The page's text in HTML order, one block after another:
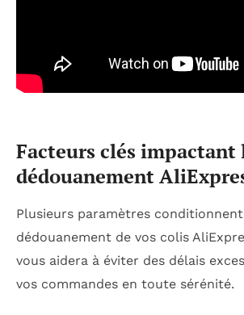
Facteurs clés impactant
dédouanement
Plusieurs paramètres
dédouanement de vos colis
vous aidera à éviter des délais
vos commandes en toute sérénité.